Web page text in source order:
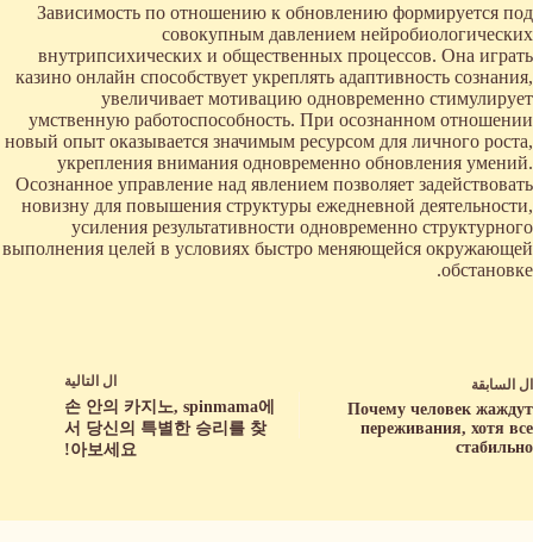
Зависимость по отношению к обновлению формируется под
совокупным давлением нейробиологических
внутрипсихических и общественных процессов. Она играть
казино онлайн способствует укреплять адаптивность сознания,
увеличивает мотивацию одновременно стимулирует
умственную работоспособность. При осознанном отношении
новый опыт оказывается значимым ресурсом для личного роста,
укрепления внимания одновременно обновления умений.
Осознанное управление над явлением позволяет задействовать
новизну для повышения структуры ежедневной деятельности,
усиления результативности одновременно структурного
выполнения целей в условиях быстро меняющейся окружающей
обстановке.
ال السابقة
Почему человек жаждут
переживания, хотя все
стабильно
ال التالية
손 안의 카지노, spinmama에
서 당신의 특별한 승리를 찾
아보세요!